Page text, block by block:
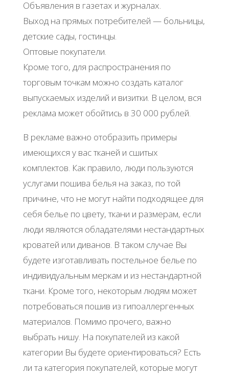
Объявления в газетах и журналах.
Выход на прямых потребителей — больницы,
детские сады, гостинцы.
Оптовые покупатели.
Кроме того, для распространения по
торговым точкам можно создать каталог
выпускаемых изделий и визитки. В целом, вся
реклама может обойтись в 30 000 рублей.
В рекламе важно отобразить примеры
имеющихся у вас тканей и сшитых
комплектов. Как правило, люди пользуются
услугами пошива белья на заказ, по той
причине, что не могут найти подходящее для
себя белье по цвету, ткани и размерам, если
люди являются обладателями нестандартных
кроватей или диванов. В таком случае Вы
будете изготавливать постельное белье по
индивидуальным меркам и из нестандартной
ткани. Кроме того, некоторым людям может
потребоваться пошив из гипоаллергенных
материалов. Помимо прочего, важно
выбрать нишу. На покупателей из какой
категории Вы будете ориентироваться? Есть
ли та категория покупателей, которые могут